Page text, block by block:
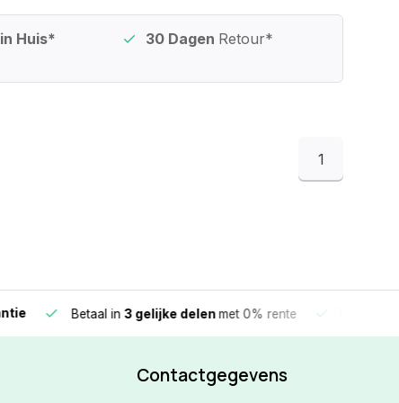
Huis* 30 Dagen Retour*
1
Betaal in3 gelijke delenmet 0% rente Vandaag
Contactgegevens